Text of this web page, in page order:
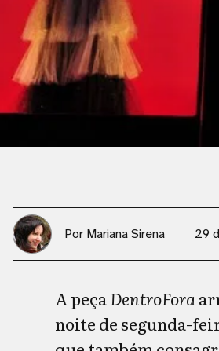
Por Mariana Sirena 29
A peçaDentroFora
noite de segunda-